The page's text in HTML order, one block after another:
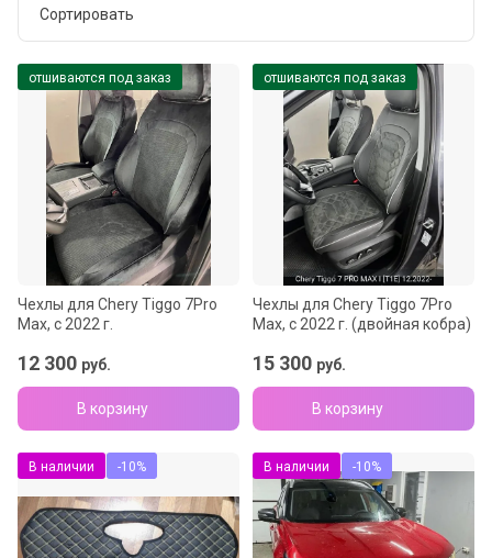
Сортировать
Цена - возрастание
Название - Я-А
Название - А-Я
отшиваются под заказ
Чехлы для Chery Tiggo 7Pro
Max, с 2022 г.
12 300 руб.
В корзину
отшиваются под заказ
Чехлы для Chery Tiggo 7Pro
Max, с 2022 г. (двойная кобра)
15 300 руб.
В корзину
В наличии -10% В наличии -10%